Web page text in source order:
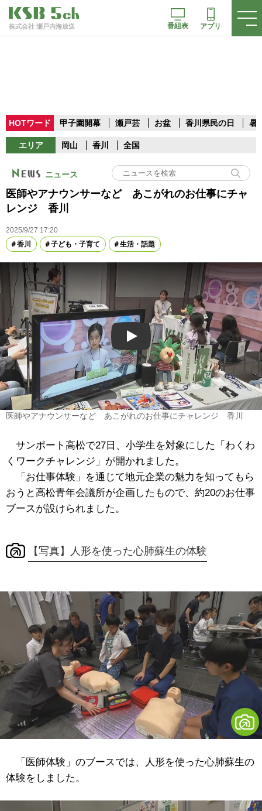
株式会社 瀬戸内海放送 番組表 アプリ
HOTワード 甲子園開幕 瀬戸芸 お盆 香川県民の日 暑
エリア 岡山 香川 全国
ニュース
医師やアナウンサーなど あこがれのお仕事にチャ
レンジ 香川
2025/9/27 17:20
香川
子ども・子育て 生活・話題
Play
医師やアナウンサーなど あこがれのお仕事にチャレンジ 香川
サンポート高松で27日、小学生を対象にした「わくわ
くワークチャレンジ」が開かれました。
「お仕事体験」を通じて地元企業の魅力を知ってもら
おうと高松青年会議所が企画したもので、約20のお仕事
ブースが設けられました。
【写真】人形を使った心肺蘇生の体験
「医師体験」のブースでは、人形を使った心肺蘇生の
体験をしました。